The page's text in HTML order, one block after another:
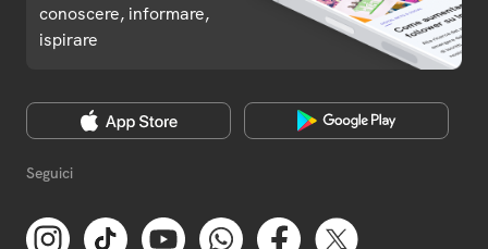
conoscere, informare,
ispirare
Seguici